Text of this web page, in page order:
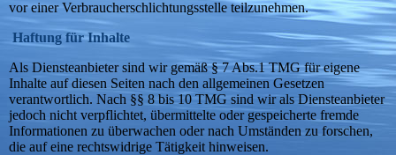
vor einer Verbraucherschlichtungsstelle teilzunehmen.
Haftung für Inhalte
Als Diensteanbieter sind wir gemäß § 7 Abs.1 TMG für eigene
Inhalte auf diesen Seiten nach den allgemeinen Gesetzen
verantwortlich. Nach §§ 8 bis 10 TMG sind wir als Diensteanbieter
jedoch nicht verpflichtet, übermittelte oder gespeicherte fremde
Informationen zu überwachen oder nach Umständen zu forschen,
die auf eine rechtswidrige Tätigkeit hinweisen.